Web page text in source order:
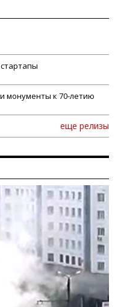
монументы к 70-летию
еще релизы